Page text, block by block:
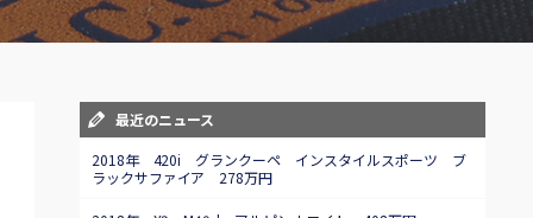
自動車保険
Car insurance
スタッフblog
最近のニュース
2018年 420i グランクーペ インスタイルスポーツ ブ
ラックサファイア 278万円